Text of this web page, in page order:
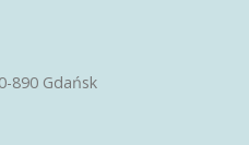
890 Gdańsk